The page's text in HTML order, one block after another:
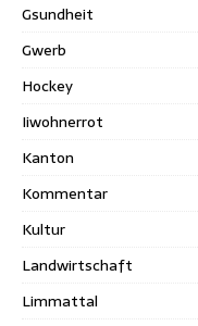
Gsundheit
Gwerb
Hockey
Iiwohnerrot
Kanton
Kommentar
Kultur
Landwirtschaft
Limmattal